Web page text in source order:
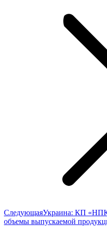
СледующаяСледующая
запись:
Украина: КП «НПК
объемы выпускаемой